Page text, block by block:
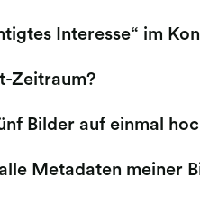
Interesse“ im
Zeitraum?
Bilder auf einmal
Metadaten meiner